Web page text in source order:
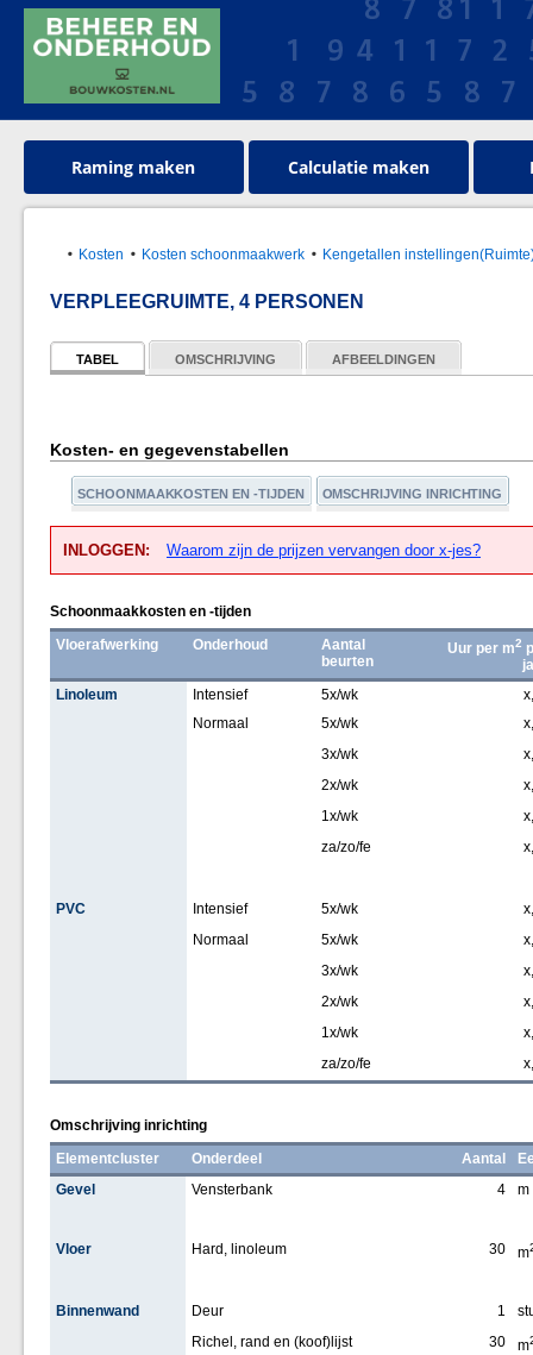
Raming maken Calculatie maken
Kosten Kosten schoonmaakwerk Kengetallen
VERPLEEGRUIMTE, 4 PERSONEN
TABEL OMSCHRIJVING AFBEELDINGEN
Kosten- en gegevenstabellen
SCHOONMAAKKOSTEN EN -TIJDEN OMSCHRIJVING INRICHTING
INLOGGEN: Waarom zijn de prijzen vervangen door x-jes?
Schoonmaakkosten en -tijden
Vloerafwerking
Onderhoud
Aantal
beurten
Uur per m2
Linoleum
Intensief 5x/wk
Normaal
5x/wk
3x/wk
2x/wk
1x/wk
za/zo/fe
PVC Intensief 5x/wk
Normaal
5x/wk
3x/wk
2x/wk
1x/wk
za/zo/fe
Omschrijving inrichting
Elementcluster
Onderdeel Aantal
Gevel
Vensterbank 4 m
Vloer Hard, linoleum 30 m
Binnenwand Deur 1
Richel, rand en (koof)lijst
30 m